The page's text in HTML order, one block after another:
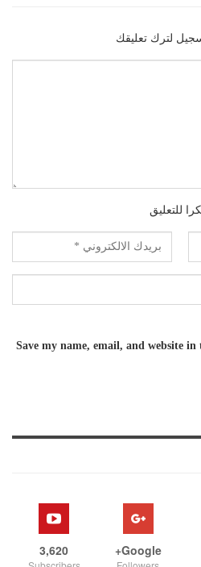
لترك تعليقك
للتعليق
Save my name, email, and website
Google+
3,620